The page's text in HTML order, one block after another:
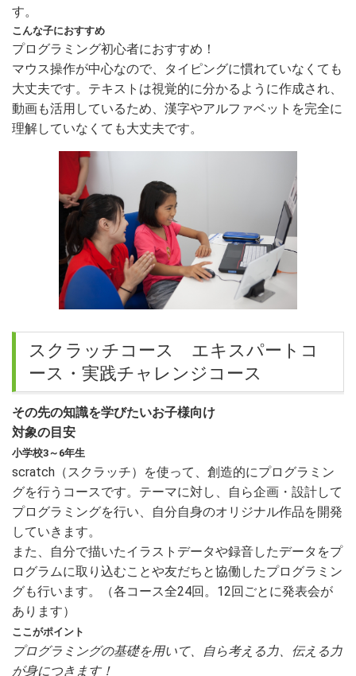
す。
こんな子におすすめ
プログラミング初心者におすすめ！
マウス操作が中心なので、タイピングに慣れていなくても
大丈夫です。テキストは視覚的に分かるように作成され、
動画も活用しているため、漢字やアルファベットを完全に
理解していなくても大丈夫です。
スクラッチコース エキスパートコ
ース・実践チャレンジコース
その先の知識を学びたいお子様向け
対象の目安
小学校3～6年生
scratch（スクラッチ）を使って、創造的にプログラミン
グを行うコースです。テーマに対し、自ら企画・設計して
プログラミングを行い、自分自身のオリジナル作品を開発
していきます。
また、自分で描いたイラストデータや録音したデータをプ
ログラムに取り込むことや友だちと協働したプログラミン
グも行います。（各コース全24回。12回ごとに発表会が
あります）
ここがポイント
プログラミングの基礎を用いて、自ら考える力、伝える力
が身につきます！